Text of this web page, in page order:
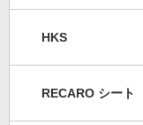
HKS
RECARO シート